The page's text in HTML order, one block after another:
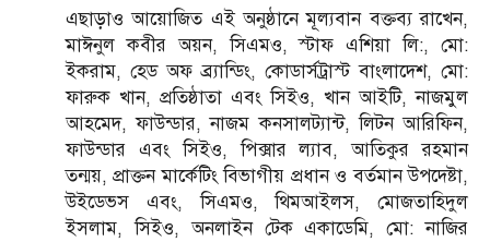
এছাড়াও আয়োজিত এই অনুষ্ঠানে মূল্যবান বক্তব্য রাখেন,
মাঈনুল কবীর অয়ন, সিএমও, স্টাফ এশিয়া লি:, মো:
ইকরাম, হেড অফ ব্র্যান্ডিং, কোডার্সট্রাস্ট বাংলাদেশ, মো:
ফারুক খান, প্রতিষ্ঠাতা এবং সিইও, খান আইটি, নাজমুল
আহমেদ, ফাউন্ডার, নাজম কনসালট্যান্ট, লিটন আরিফিন,
ফাউন্ডার এবং সিইও, পিক্সার ল্যাব, আতিকুর রহমান
তন্ময়, প্রাক্তন মার্কেটিং বিভাগীয় প্রধান ও বর্তমান উপদেষ্টা,
উইডেভস এবং, সিএমও, থিমআইলস, মোজতাহিদুল
ইসলাম, সিইও, অনলাইন টেক একাডেমি, মো: নাজির